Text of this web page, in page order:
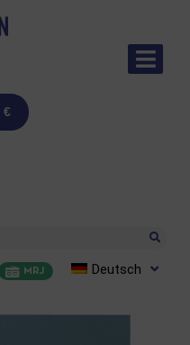
€
MRJ Deutsch